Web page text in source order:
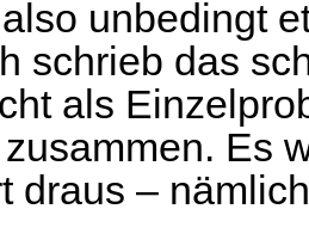
unbedingt
schrieb das
als
Es
draus –